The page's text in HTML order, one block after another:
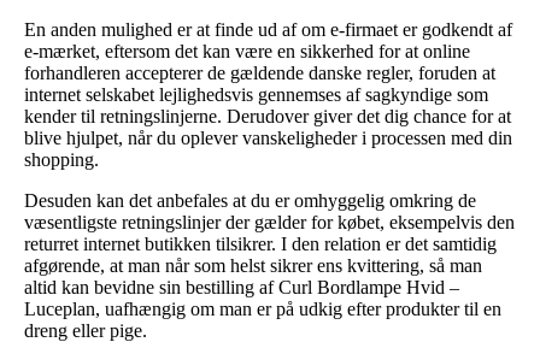
En anden mulighed er at finde ud af om e-firmaet er godkendt af
e-mærket, eftersom det kan være en sikkerhed for at online
forhandleren accepterer de gældende danske regler, foruden at
internet selskabet lejlighedsvis gennemses af sagkyndige som
kender til retningslinjerne. Derudover giver det dig chance for at
blive hjulpet, når du oplever vanskeligheder i processen med din
shopping.
Desuden kan det anbefales at du er omhyggelig omkring de
væsentligste retningslinjer der gælder for købet, eksempelvis den
returret internet butikken tilsikrer. I den relation er det samtidig
afgørende, at man når som helst sikrer ens kvittering, så man
altid kan bevidne sin bestilling af Curl Bordlampe Hvid –
Luceplan, uafhængig om man er på udkig efter produkter til en
dreng eller pige.